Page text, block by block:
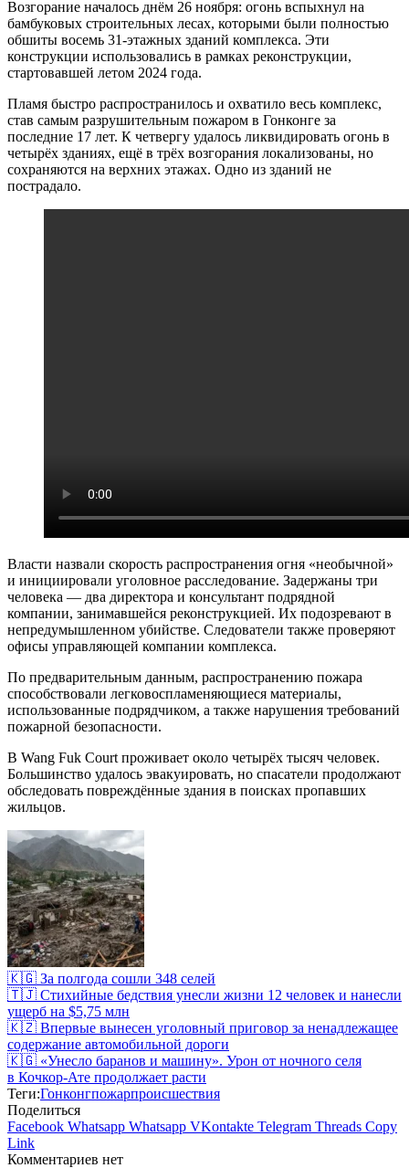
Возгорание началось днём 26 ноября: огонь вспыхнул на
бамбуковых строительных лесах, которыми были полностью
обшиты восемь 31-этажных зданий комплекса. Эти
конструкции использовались в рамках реконструкции,
стартовавшей летом 2024 года.
Пламя быстро распространилось и охватило весь комплекс,
став самым разрушительным пожаром в Гонконге за
последние 17 лет. К четвергу удалось ликвидировать огонь в
четырёх зданиях, ещё в трёх возгорания локализованы, но
сохраняются на верхних этажах. Одно из зданий не
пострадало.
Власти назвали скорость распространения огня «необычной»
и инициировали уголовное расследование. Задержаны три
человека — два директора и консультант подрядной
компании, занимавшейся реконструкцией. Их подозревают в
непредумышленном убийстве. Следователи также проверяют
офисы управляющей компании комплекса.
По предварительным данным, распространению пожара
способствовали легковоспламеняющиеся материалы,
использованные подрядчиком, а также нарушения требований
пожарной безопасности.
В Wang Fuk Court проживает около четырёх тысяч человек.
Большинство удалось эвакуировать, но спасатели продолжают
обследовать повреждённые здания в поисках пропавших
жильцов.
🇰🇬 За полгода сошли 348 селей
🇹🇯 Стихийные бедствия унесли жизни 12 человек и нанесли
ущерб на $5,75 млн
🇰🇿 Впервые вынесен уголовный приговор за ненадлежащее
содержание автомобильной дороги
🇰🇬 «Унесло баранов и машину». Урон от ночного селя
в Кочкор-Ате продолжает расти
Теги:Гонконгпожарпроисшествия
Поделиться
Facebook Whatsapp Whatsapp VKontakte Telegram Threads Copy
Link
Комментариев нет